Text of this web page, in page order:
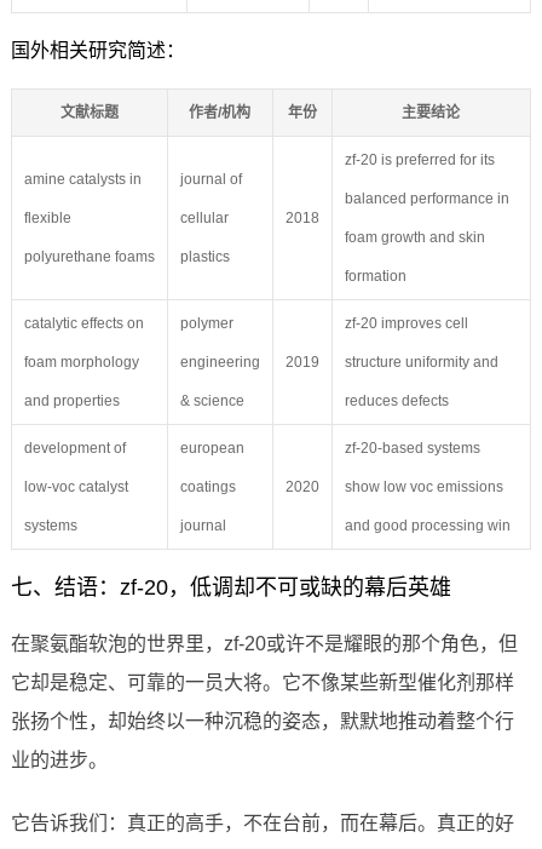
国外相关研究简述：
文献标题 作者/机构 年份 主要结论
amine catalysts in
flexible
polyurethane foams
journal of
cellular
plastics
2018
zf-20 is preferred for its
balanced performance in
foam growth and skin
formation
catalytic effects on
foam morphology
and properties
polymer
engineering
& science
2019
zf-20 improves cell
structure uniformity and
reduces defects
development of
low-voc catalyst
systems
european
coatings
journal
2020
zf-20-based systems
show low voc emissions
and good processing win
七、结语：zf-20，低调却不可或缺的幕后英雄
在聚氨酯软泡的世界里，zf-20或许不是耀眼的那个角色，但
它却是稳定、可靠的一员大将。它不像某些新型催化剂那样
张扬个性，却始终以一种沉稳的姿态，默默地推动着整个行
业的进步。
它告诉我们：真正的高手，不在台前，而在幕后。真正的好